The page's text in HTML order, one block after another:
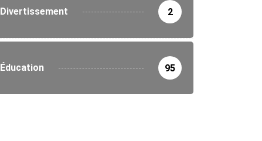
Divertissement 2
Éducation 95